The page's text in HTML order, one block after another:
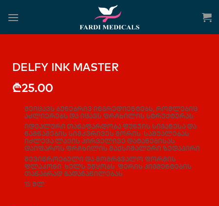
DELFY INK MASTER
₾25.00
შეიცავს ბუნებრივ ინგრედიენტებს, რომლებიც
აძლიერებს და იცავს ფრჩხილის სტრუქტურას
იდეალური თანაფარდობა ფუნჯის სიგანესა და
წამწამების სიმკვრივეს შორის საშუალებას
იძლევა ლაქის პირველივე დატანებისას
დაიფაროს ფრჩხილის მაქსიმალური ზედაპირი
შევიწროებული და მომრგვალო ფორმის
ფლაკონი ხელს უწყობს ფერის პიგმენტების
თანაბრად გადანაწილებას
15 მლ